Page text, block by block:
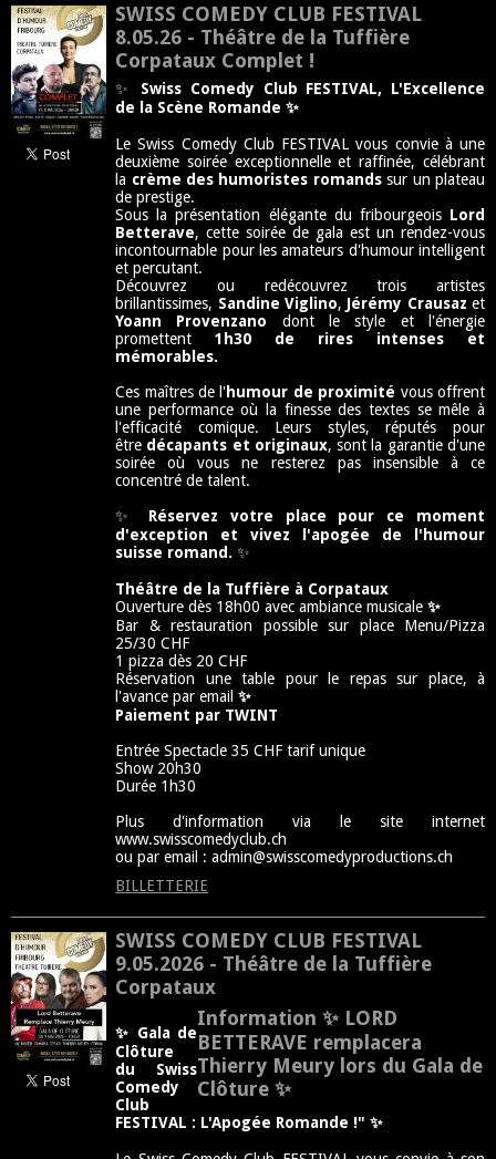
SWISS COMEDY CLUB FESTIVAL
8.05.26 - Théâtre de la Tuffière
Corpataux Complet !
✨ Swiss Comedy Club FESTIVAL, L'Excellence
de la Scène Romande ✨
Le Swiss Comedy Club FESTIVAL vous convie à une
deuxième soirée exceptionnelle et raffinée, célébrant
la crème des humoristes romandssur un plateau
de prestige.
Sous la présentation élégante du fribourgeois Lord
Betterave, cette soirée de gala est un rendez-vous
incontournable pour les amateurs d'humour intelligent
et percutant.
Découvrez ou redécouvrez trois artistes
brillantissimes, Sandine Viglino, Jérémy Crausaz et
Yoann Provenzano dont le style et l'énergie
promettent1h30 de rires intenses et
mémorables.
Ces maîtres de l'humour de proximité vous offrent
une performance où la finesse des textes se mêle à
l'efficacité comique. Leurs styles, réputés pour
être décapants et originaux, sont la garantie d'une
soirée où vous ne resterez pas insensible à ce
concentré de talent.
✨
Réservez votre place pour ce moment
d'exception et vivez l'apogée de l'humour
suisse romand.✨
Théâtre de la Tuffière à Corpataux
Ouverture dès 18h00 avec ambiance musicale✨
Bar & restauration possible sur place Menu/Pizza
25/30 CHF
1 pizza dès 20 CHF
Réservation une table pour le repas sur place, à
l'avance par email✨
Paiement par TWINT
Entrée Spectacle 35 CHF tarif unique
Show 20h30
Durée 1h30
Plus d'information via le site internet
www.swisscomedyclub.ch
ou par email : admin@swisscomedyproductions.ch
BILLETTERIE
SWISS COMEDY CLUB FESTIVAL
9.05.2026 - Théâtre de la Tuffière
Corpataux
Information ✨ LORD
BETTERAVE remplacera
Thierry Meury lors du Gala de
Clôture ✨
✨ Gala de
Clôture
du Swiss
Comedy
Club
FESTIVAL : L'Apogée Romande !" ✨